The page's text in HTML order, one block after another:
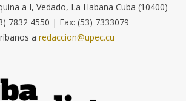
a I, Vedado, La Habana Cuba (10400)
7832 4550 | Fax: (53) 7333079
a redaccion@upec.cu